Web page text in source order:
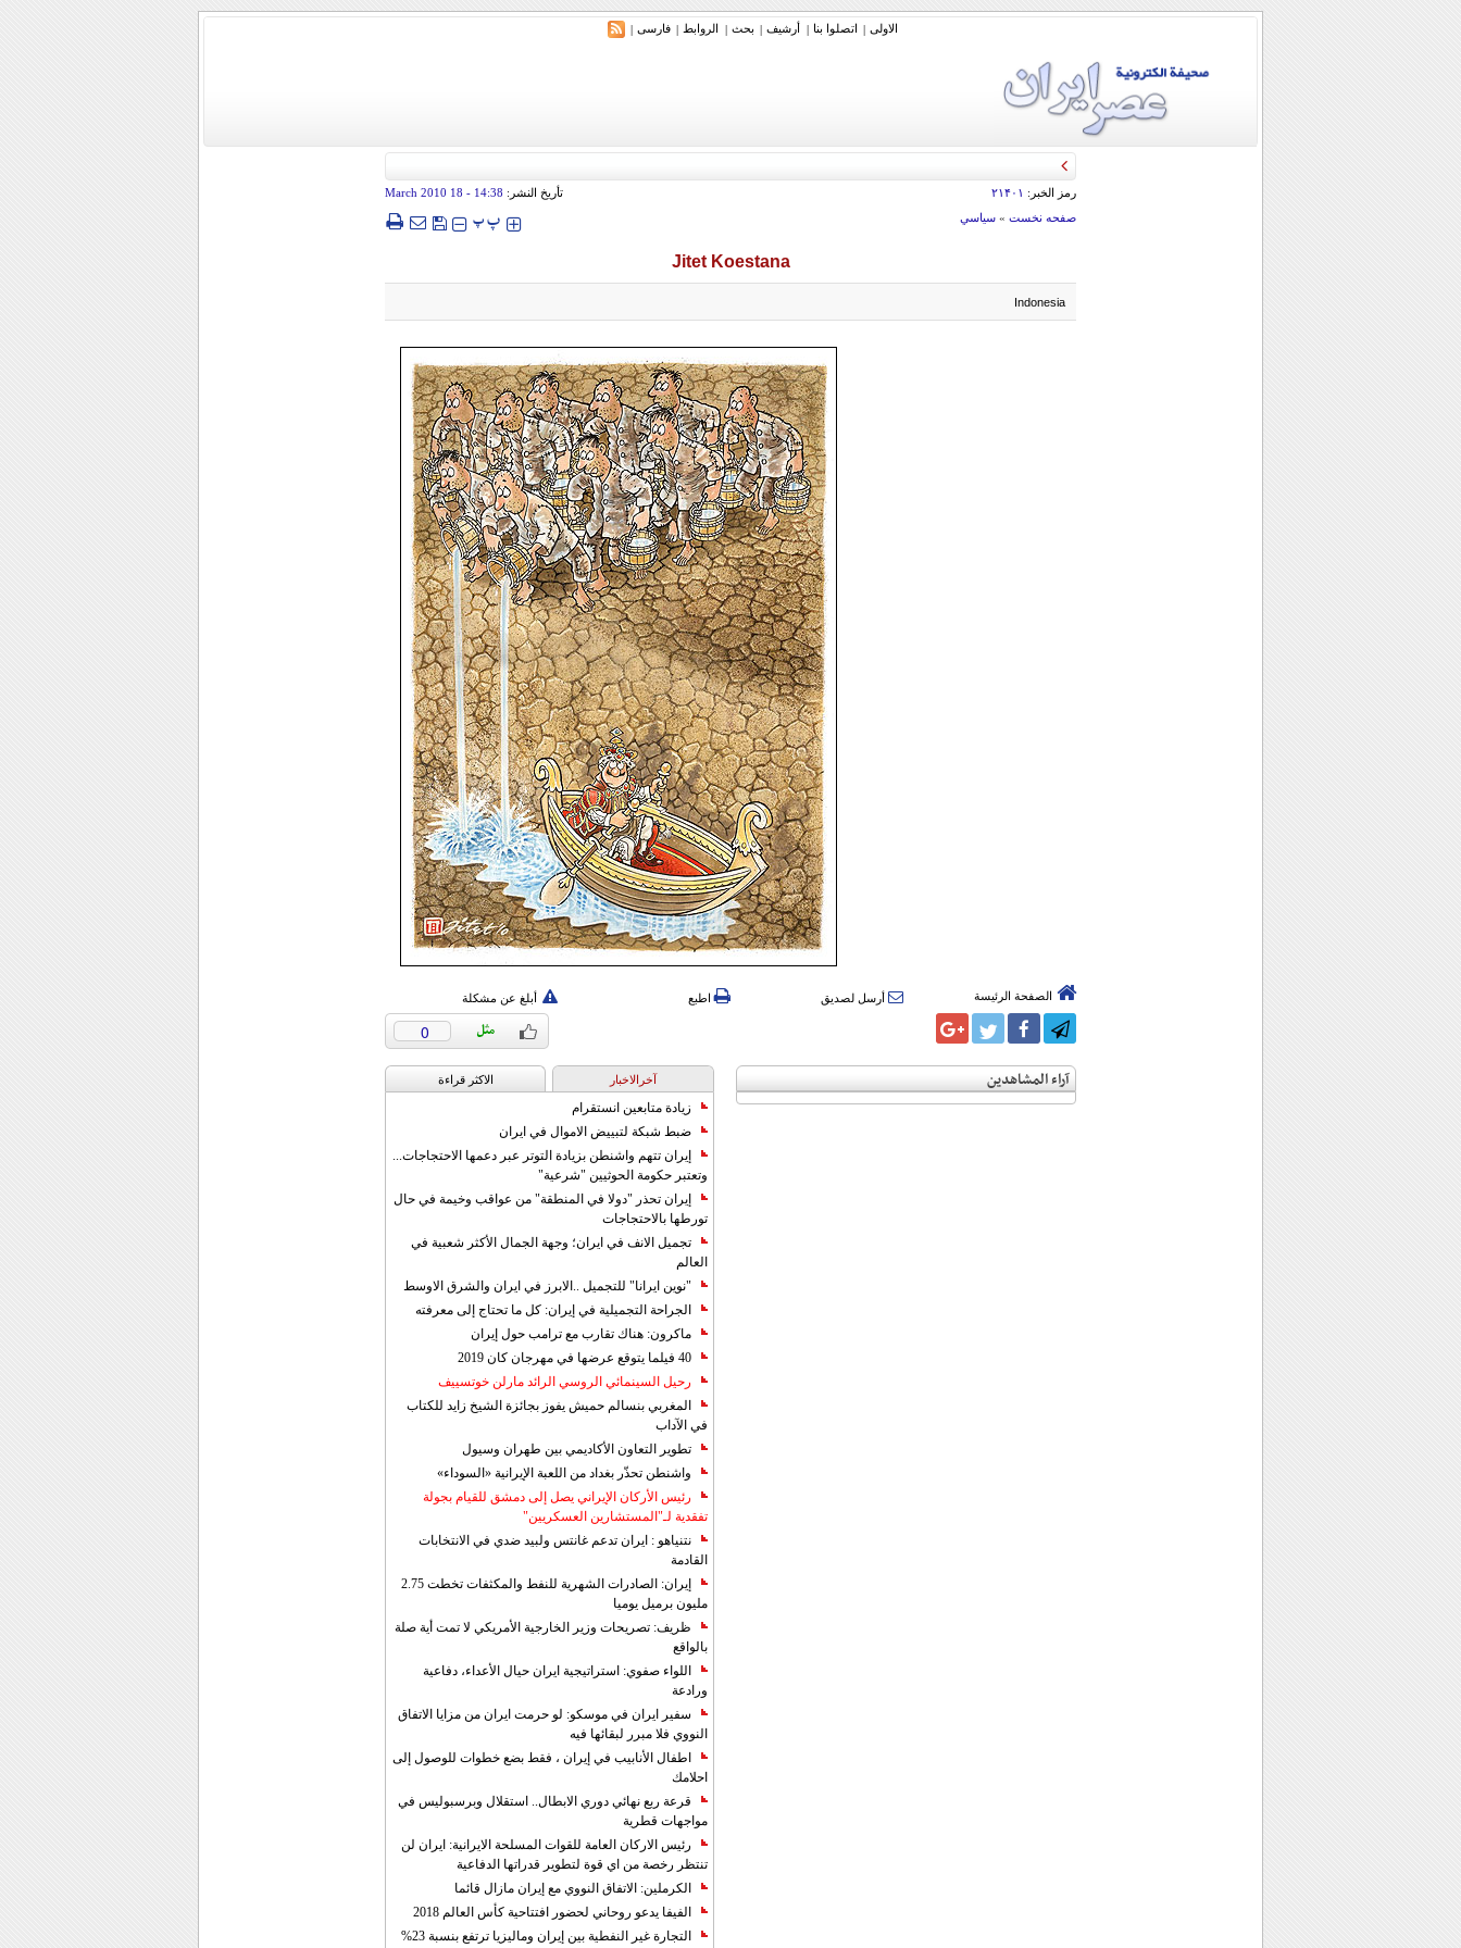
الاولی | اتصلوا بنا | أرشیف | بحث | الروابط | فارسی |
رمز الخبر: ۲۱۴۰۱ تأريخ النشر: 14:38
- 18 March 2010
صفحه نخست» سياسي ‍‍‍ پپ
Jitet Koestana
Indonesia
الصفحة الرئيسة أرسل لصديق اطبع أبلغ عن مشكلة
0
آراء المشاهدين آخرالاخبار الاکثر قراءة
زيادة متابعين انستقرام
ضبط شبكة لتبييض الاموال في ايران
إيران تتهم واشنطن بزيادة التوتر عبر دعمها الاحتجاجات...
وتعتبر حكومة الحوثيين "شرعية"
إيران تحذر "دولا في المنطقة" من عواقب وخيمة في حال
تورطها بالاحتجاجات
تجميل الانف في ايران؛ وجهة الجمال الأكثر شعبية في
العالم
"نوين ايرانا" للتجميل ..الابرز في ايران والشرق الاوسط
الجراحة التجميلية في إيران: كل ما تحتاج إلى معرفته
ماكرون: هناك تقارب مع ترامب حول إيران
40 فيلما يتوقع عرضها في مهرجان كان 2019
رحيل السينمائي الروسي الرائد مارلن خوتسييف
المغربي بنسالم حميش يفوز بجائزة الشيخ زايد للكتاب
في الآداب
تطوير التعاون الأكاديمي بين طهران وسيول
واشنطن تحذّر بغداد من اللعبة الإيرانية «السوداء»
رئيس الأركان الإيراني يصل إلى دمشق للقيام بجولة
تفقدية لـ"المستشارين العسكريين"
نتنياهو : ايران تدعم غانتس ولبيد ضدي في الانتخابات
القادمة
إيران: الصادرات الشهریة للنفط والمكثفات تخطت 2.75
مليون برميل يوميا
ظريف: تصريحات وزير الخارجية الأمريكي لا تمت أية صلة
بالواقع
اللواء صفوي: استراتيجية ايران حيال الأعداء، دفاعية
ورادعة
سفير ايران في موسكو: لو حرمت ايران من مزايا الاتفاق
النووي فلا مبرر لبقائها فيه
اطفال الأنابيب في إيران ، فقط بضع خطوات للوصول إلى
احلامك
قرعة ربع نهائي دوري الابطال.. استقلال وبرسبوليس في
مواجهات قطرية
رئيس الاركان العامة للقوات المسلحة الايرانية: ايران لن
تنتظر رخصة من اي قوة لتطوير قدراتها الدفاعية
الكرملين: الاتفاق النووي مع إيران مازال قائما
الفيفا يدعو روحاني لحضور افتتاحية كأس العالم 2018
التجارة غیر النفطیة بین إیران ومالیزیا ترتفع بنسبة 23%